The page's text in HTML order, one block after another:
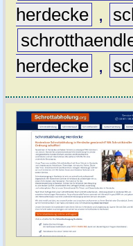
herdecke ,
herdecke ,